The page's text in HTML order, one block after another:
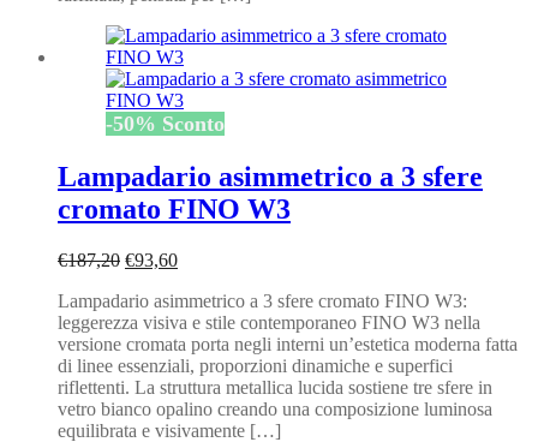
-50% Sconto
Lampadario asimmetrico a 3 sfere
cromato FINO W3
€187,20 Il
originale
era:
€187,20.
€93,60Il
attuale
è:
€93,60.
Lampadario asimmetrico a 3 sfere cromato FINO W3:
leggerezza visiva e stile contemporaneo FINO W3 nella
versione cromata porta negli interni un’estetica moderna fatta
di linee essenziali, proporzioni dinamiche e superfici
riflettenti. La struttura metallica lucida sostiene tre sfere in
vetro bianco opalino creando una composizione luminosa
equilibrata e visivamente […]